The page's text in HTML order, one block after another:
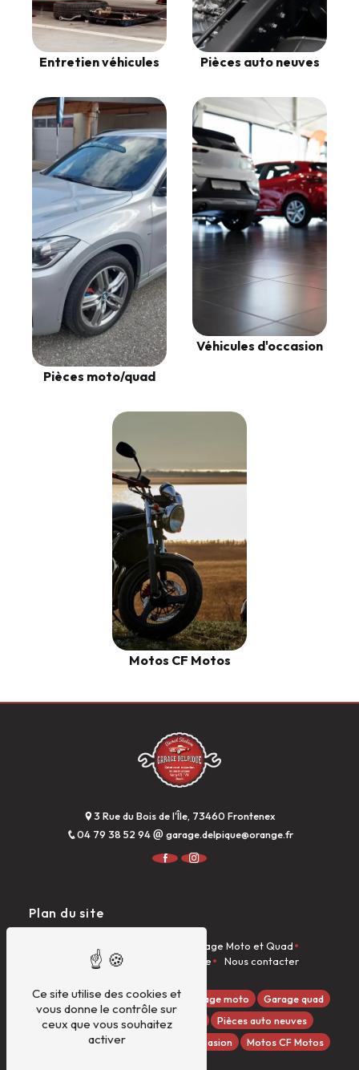
Entretien véhicules Pièces auto neuves
Pièces moto/quad
Véhicules d'occasion
Motos CF Motos
3 Rue du Bois de l'Île, 73460 Frontenex
04 79 38 52 94
garage.delpique@orange.fr
Plan du site
Garage Moto et Quad
Dieseliste
Véhicules à la vente Nous contacter
Quads GOES Garage auto Garage moto
Garage quad
Dieseliste
Entretien véhicules
Pièces auto neuves
Pièces moto/quad
Véhicules d'occasion Motos CF Motos
Ce site utilise des cookies et
vous donne le contrôle sur
ceux que vous souhaitez
activer